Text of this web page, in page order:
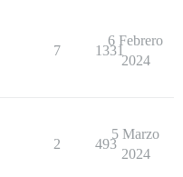
7 1331
6 Febrero
2024
2 493
5 Marzo
2024